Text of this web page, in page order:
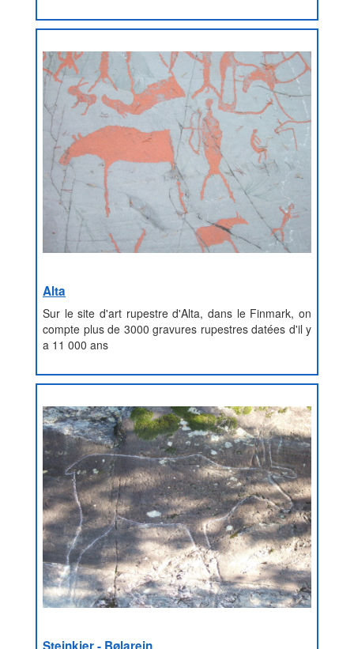
Alta
Sur le site d'art rupestre d'Alta, dans le Finmark, on
compte plus de 3000 gravures rupestres datées d'il y
a 11 000 ans